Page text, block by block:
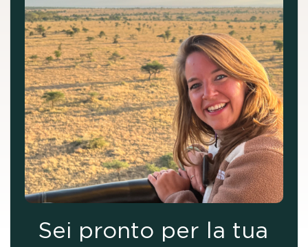
Sei pronto per la tua